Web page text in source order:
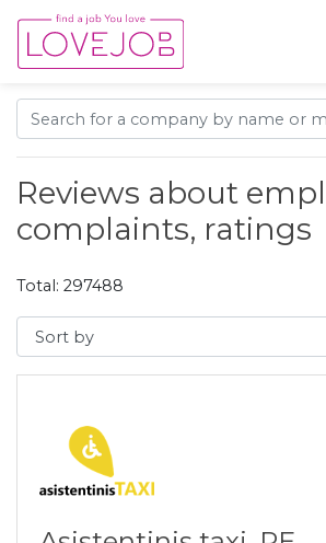
Reviews about
complaints, ratings
Total: 297488
Sort by